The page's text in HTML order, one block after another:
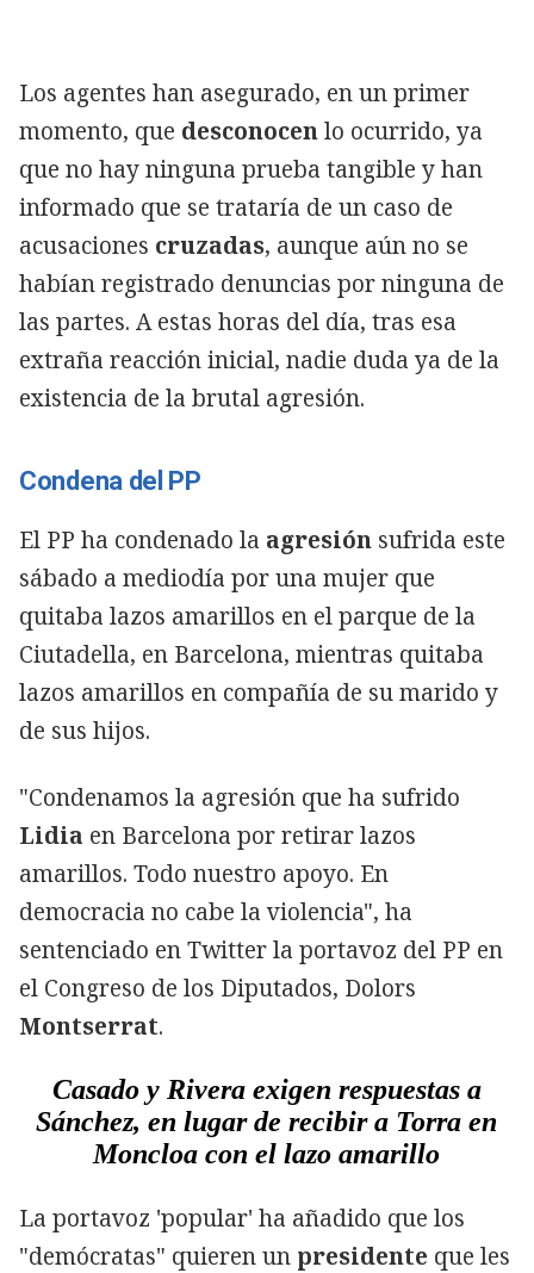
Los agentes han asegurado, en un primer
momento, que desconocenlo ocurrido, ya
que no hay ninguna prueba tangible y han
informado que se trataría de un caso de
acusaciones cruzadas, aunque aún no se
habían registrado denuncias por ninguna de
las partes. A estas horas del día, tras esa
extraña reacción inicial, nadie duda ya de la
existencia de la brutal agresión.
Condena del PP
El PP ha condenado la agresión sufrida este
sábado a mediodía por una mujer que
quitaba lazos amarillos en el parque de la
Ciutadella, en Barcelona, mientras quitaba
lazos amarillos en compañía de su marido y
de sus hijos.
"Condenamos la agresión que ha sufrido
Lidia en Barcelona por retirar lazos
amarillos. Todo nuestro apoyo. En
democracia no cabe la violencia", ha
sentenciado en Twitter la portavoz del PP en
el Congreso de los Diputados, Dolors
Montserrat.
Casado y Rivera exigen respuestas a
Sánchez, en lugar de recibir a Torra en
Moncloa con el lazo amarillo
La portavoz 'popular' ha añadido que los
"demócratas" quieren un presidente que les